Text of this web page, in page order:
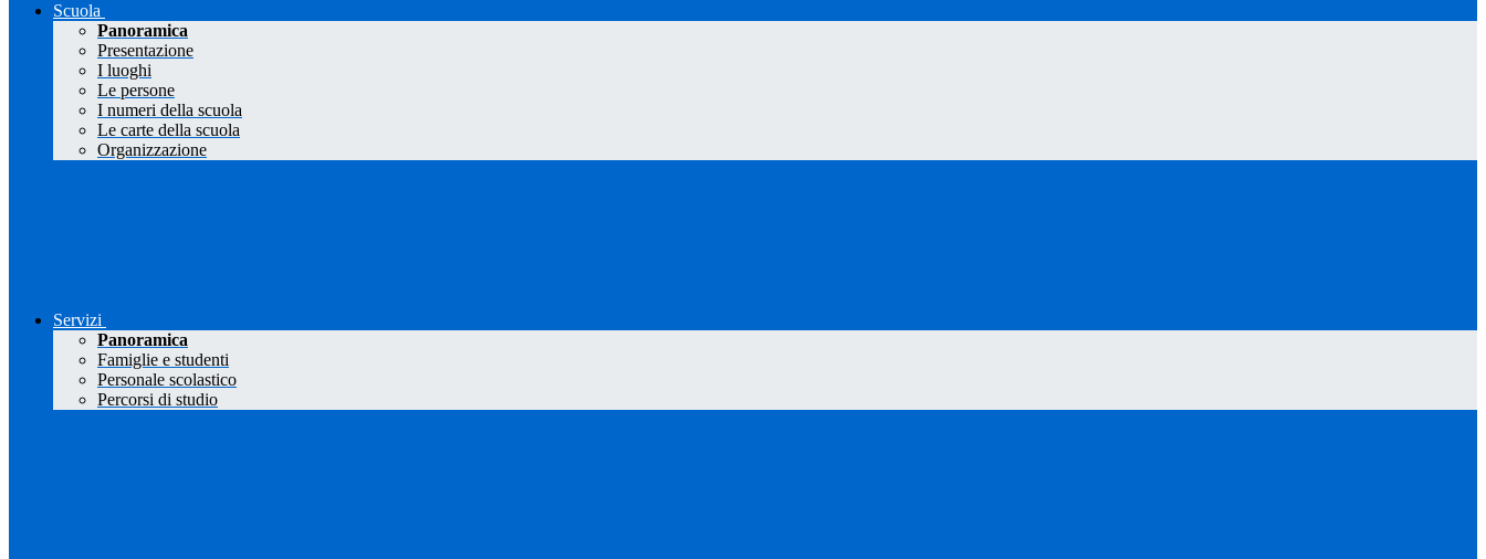
Scuola
Panoramica
Presentazione
I luoghi
Le persone
I numeri della scuola
Le carte della scuola
Organizzazione
Servizi
Panoramica
Famiglie e studenti
Personale scolastico
Percorsi di studio